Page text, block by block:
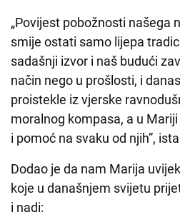
„Povijest pobožnosti našega
smije ostati samo lijepa
sadašnji izvor i naš budući
način nego u prošlosti, i
proistekle iz vjerske
moralnog kompasa, a u
i pomoć na svaku od njih”,
Dodao je da nam Marija
koje u današnjem svijetu
i nadi: